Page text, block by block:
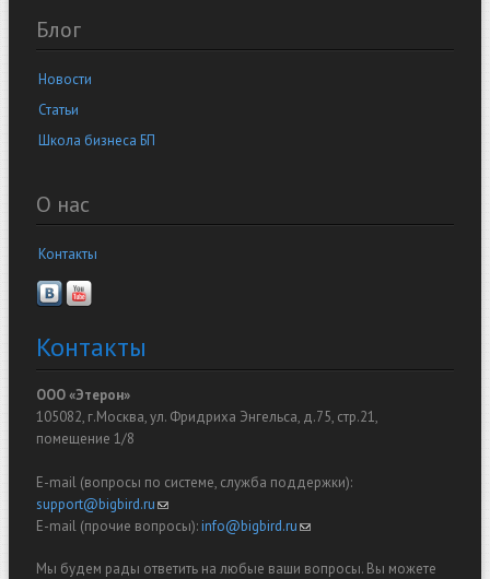
Блог
Новости
Статьи
Школа бизнеса БП
О нас
Контакты
Контакты
ООО «Этерон»
105082, г.Москва, ул. Фридриха Энгельса, д.75, стр.21,
помещение 1/8
E-mail (вопросы по системе, служба поддержки):
support@bigbird.ru(link sends e-mail)
E-mail (прочие вопросы):info@bigbird.ru(link sends e-mail)
Мы будем рады ответить на любые ваши вопросы. Вы можете